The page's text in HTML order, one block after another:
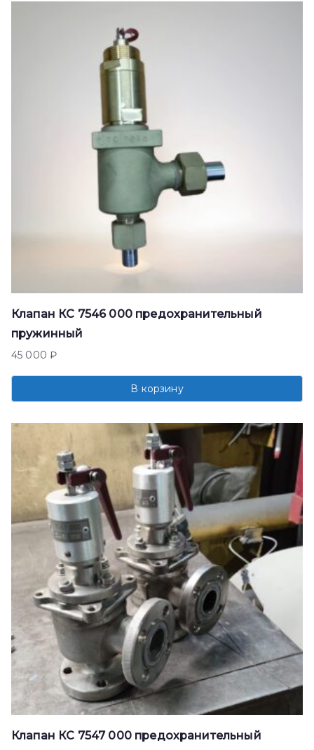
Клапан КС 7546 000 предохранительный
пружинный
45 000₽
В корзину
Клапан КС 7547 000 предохранительный